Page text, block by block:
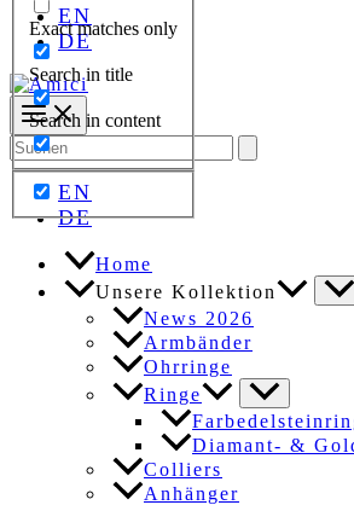
Exact matches only
Search in title
Search in content
EN
DE
Search
for:
EN
DE
Home
Unsere Kollektion
News 2026
Armbänder
Ohrringe
Ringe
Diamant- &
Colliers
Anhänger